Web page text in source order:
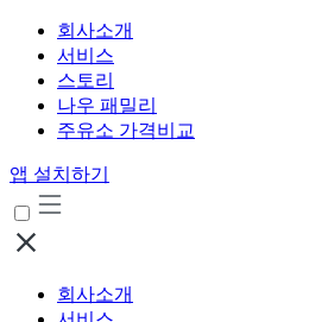
회사소개
서비스
스토리
나우 패밀리
주유소 가격비교
앱 설치하기
회사소개